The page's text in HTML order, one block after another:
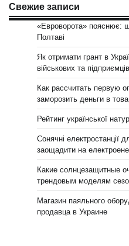
Свежие записи
«Евроворота» пояснює:
Полтаві
Як отримати грант в
військових та підприємців
Как рассчитать первую
заморозить деньги в
Рейтинг української
Сонячні електростанції
заощадити на
Какие солнцезащитные
трендовым моделям
Магазин паяльного
продавца в Украине